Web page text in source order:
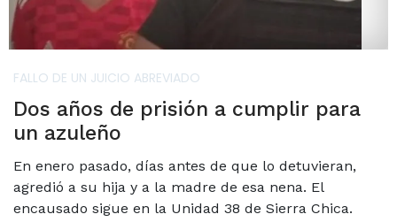
FALLO DE UN JUICIO ABREVIADO
Dos años de prisión a cumplir para
un azuleño
En enero pasado, días antes de que lo detuvieran,
agredió a su hija y a la madre de esa nena. El
encausado sigue en la Unidad 38 de Sierra Chica.